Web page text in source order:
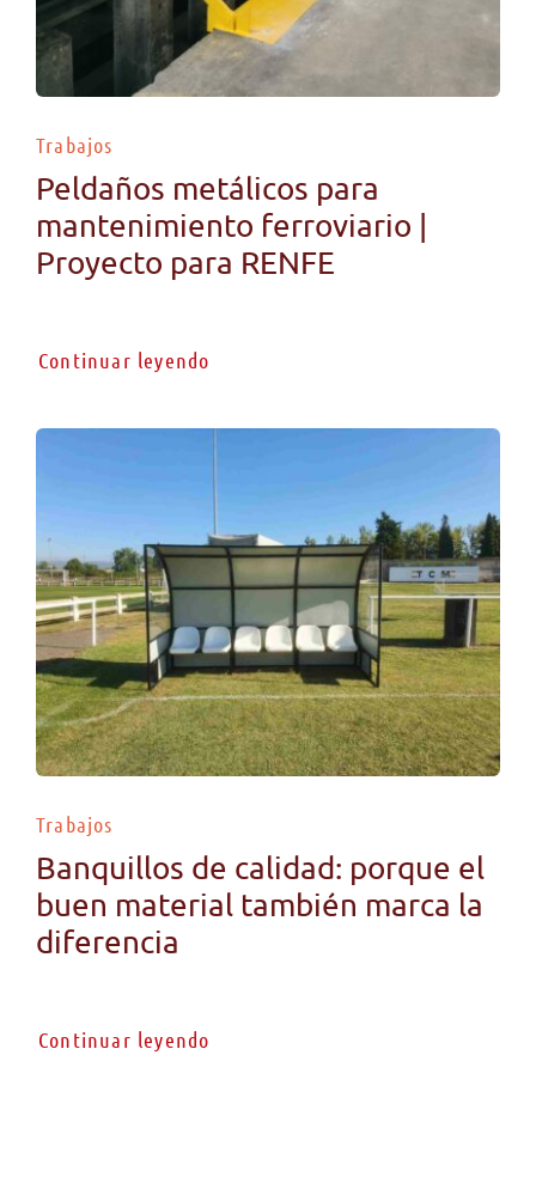
Trabajos
Peldaños metálicos para
mantenimiento ferroviario |
Proyecto para RENFE
Continuar leyendo
Trabajos
Banquillos de calidad: porque el
buen material también marca la
diferencia
Continuar leyendo